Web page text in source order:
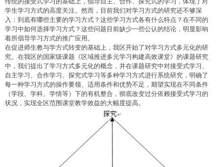
学生学习方式的高度关注。然而，目前我们对学习方式的研究还不够深
入：到底有哪些主要的学习方式？这些学习方式各有什么特点？在不同的
学习中如何选择学习方式？这些问题目前缺少一些公认的结论，明显影响
着所倡导学习方式的推广应用。
在促进师生教与学方式转变的基础上，我区开始了对学习方式多元化的研
究。在我区的国家级课题《区域推进多元学习构建高效课堂》的课题研究
中，我们提出了学习方式多元化的概念，并在课题研究中对接受式学习、
自主学习、合作学习、探究式学习等多种学习方式进行系统研究，明确了
每一种学习方式的操作要领、适用条件和优势不足，期望实现在不同条件
（学段、学科、学情等）下的有机整合，彻底改变过分依赖接受式学习的
状况，实现全区范围课堂教学效益的大幅度提高。